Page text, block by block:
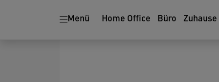
Menü Home Office Büro Zuhause